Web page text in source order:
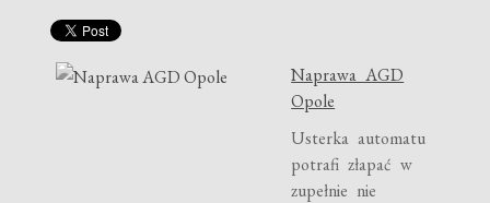
Naprawa AGD
Opole
Usterka automatu
potrafi złapać w
zupełnie nie